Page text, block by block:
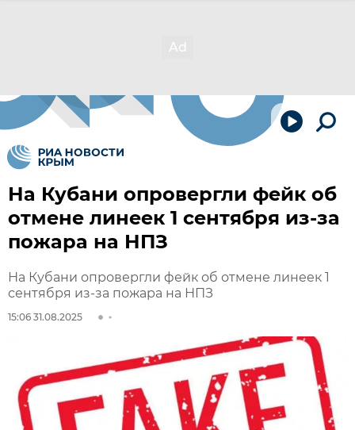
На Кубани опровергли фейк об
отмене линеек 1 сентября из-за
пожара на НПЗ
На Кубани опровергли фейк об отмене линеек 1
сентября из-за пожара на НПЗ
15:06 31.08.2025